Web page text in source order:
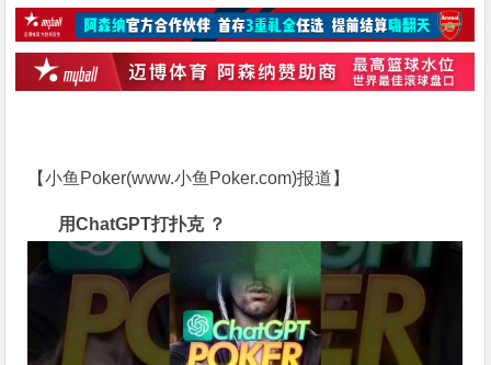
【小鱼Poker(www.小鱼Poker.com)报道】
用ChatGPT打扑克？